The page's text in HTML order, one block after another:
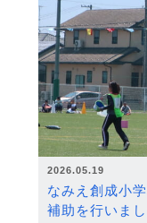
2026.05.19
なみえ創成小
補助を行いま